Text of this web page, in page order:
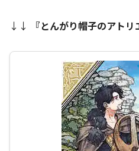
↓↓ 『とんがり帽子のアトリ